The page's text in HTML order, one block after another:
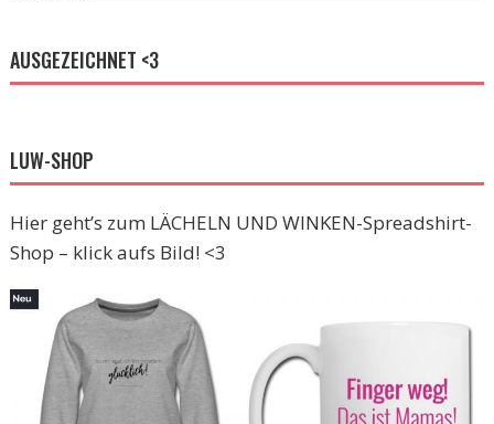
AUSGEZEICHNET <3
LUW-SHOP
Hier geht’s zum LÄCHELN UND WINKEN-Spreadshirt-
Shop – klick aufs Bild! <3